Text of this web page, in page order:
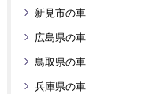
新見市の車
広島県の車
鳥取県の車
兵庫県の車